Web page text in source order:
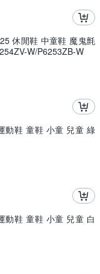
休閒鞋 中童鞋 魔鬼氈
W/P6253ZB-W
動鞋 童鞋 小童 兒童 綠
動鞋 童鞋 小童 兒童 白